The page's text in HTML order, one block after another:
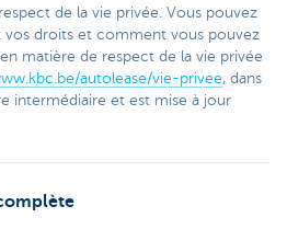
de la vie privée. Vous pouvez
vos droits et comment vous pouvez
matière de respect de la vie privée
autolease/vie-privee, dans
intermédiaire et est mise à jour